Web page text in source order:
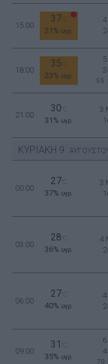
15:00
37
21% υγρ.
18:00
35
23% υγρ.
55
21:00
30
31% υγρ.
3
ΚΥΡΙΑΚΗ 9
00:00
27
37% υγρ.
3
03:00
28
36% υγρ.
4
06:00
27
40% υγρ.
09:00
31
35% υγρ.
70